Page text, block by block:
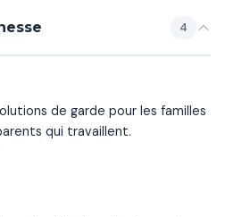
4
de garde pour les familles
qui travaillent.